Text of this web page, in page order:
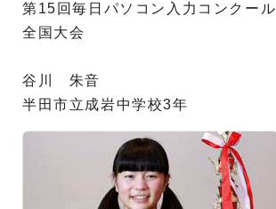
第15回毎日パソコン入力コンクール
全国大会
谷川 朱音
半田市立成岩中学校3年